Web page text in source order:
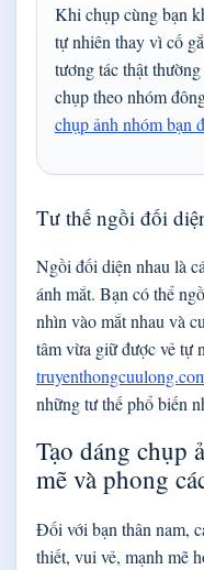
Khi chụp cùng bạn
tự nhiên thay vì cố
tương tác thật
chụp theo nhóm
chụp ảnh nhóm bạn
Tư thế ngồi đối
Ngồi đối diện nhau là
ánh mắt. Bạn có thể
nhìn vào mắt nhau và
tâm vừa giữ được vẻ tự
những tư thế phổ biến
Tạo dáng chụp
mẽ và phong
Đối với bạn thân nam,
thiết, vui vẻ, mạnh mẽ